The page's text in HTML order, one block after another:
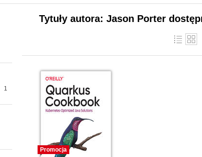
1
Tytuły autora: Jason Porter
Promocja